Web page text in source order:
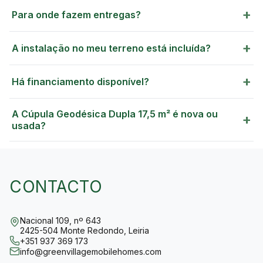
GREEN VILLAGE
MOBILE HOMES
Para onde fazem entregas? +
A instalação no meu terreno está incluída? +
Há financiamento disponível? +
A Cúpula Geodésica Dupla 17,5 m² é nova ou
usada?
+
CONTACTO
Nacional 109, nº 643
2425-504 Monte Redondo, Leiria
+351 937 369 173
info@greenvillagemobilehomes.com